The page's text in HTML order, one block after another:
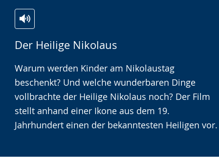
Der Heilige Nikolaus
Leichten
Sprache
wechseln.
Audio-
Unterstützung.
Video
in
Deutscher
Gebärdensprache
wird
angezeigt.
Warum werden Kinder am Nikolaustag
beschenkt? Und welche wunderbaren Dinge
vollbrachte der Heilige Nikolaus noch? Der Film
stellt anhand einer Ikone aus dem 19.
Jahrhundert einen der bekanntesten Heiligen vor.